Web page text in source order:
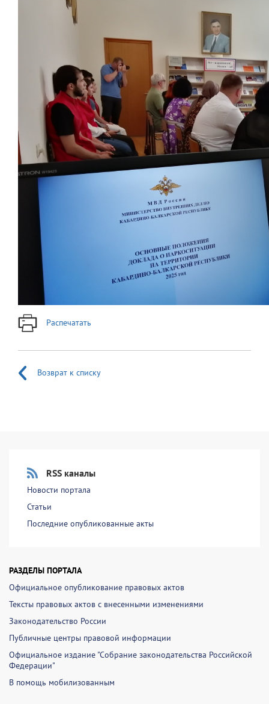
Распечатать
Возврат к списку
RSS каналы
Новости портала
Статьи
Последние опубликованные акты
РАЗДЕЛЫ ПОРТАЛА
Официальное опубликование правовых актов
Тексты правовых актов с внесенными изменениями
Законодательство России
Публичные центры правовой информации
Официальное издание "Собрание законодательства Российской
Федерации"
В помощь мобилизованным